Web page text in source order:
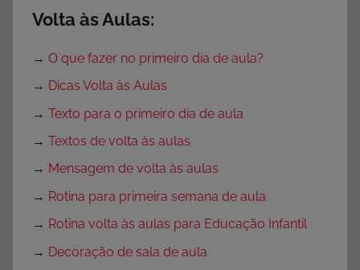
Volta às Aulas:
→ O que fazer no primeiro dia de aula?
→ Dicas Volta às Aulas
→ Texto para o primeiro dia de aula
→ Textos de volta às aulas
→ Mensagem de volta às aulas
→ Rotina para primeira semana de aula
→ Rotina volta às aulas para Educação Infantil
→ Decoração de sala de aula